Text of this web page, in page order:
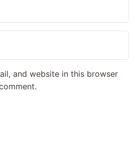
and website in this browser